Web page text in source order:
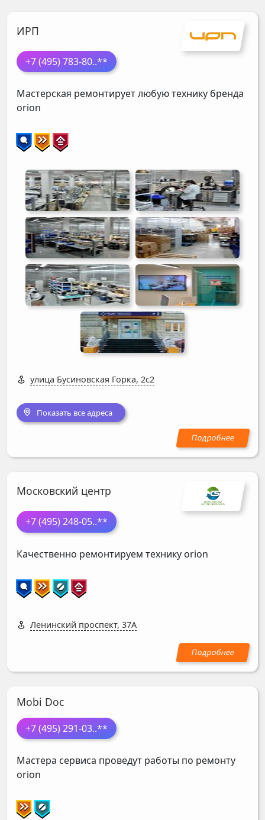
ИРП
+7 (495) 783-80..**
Мастерская ремонтирует любую технику бренда
orion
улица Бусиновская Горка, 2с2
Показать все адреса
Московский центр
+7 (495) 248-05..**
Качественно ремонтируем технику orion
Ленинский проспект, 37А
Mobi Doc
+7 (495) 291-03..**
Мастера сервиса проведут работы по ремонту
orion